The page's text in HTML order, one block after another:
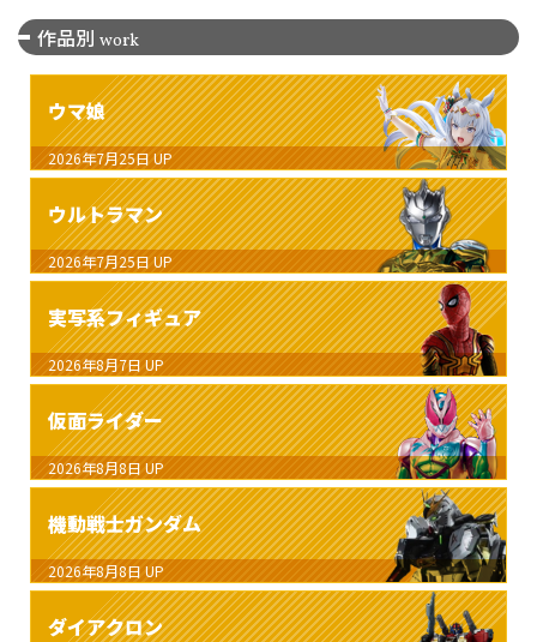
作品別 work
ウマ娘
2026年7月25日 UP
ウルトラマン
2026年7月25日 UP
実写系フィギュア
2026年8月7日 UP
仮面ライダー
2026年8月8日 UP
機動戦士ガンダム
2026年8月8日 UP
ダイアクロン